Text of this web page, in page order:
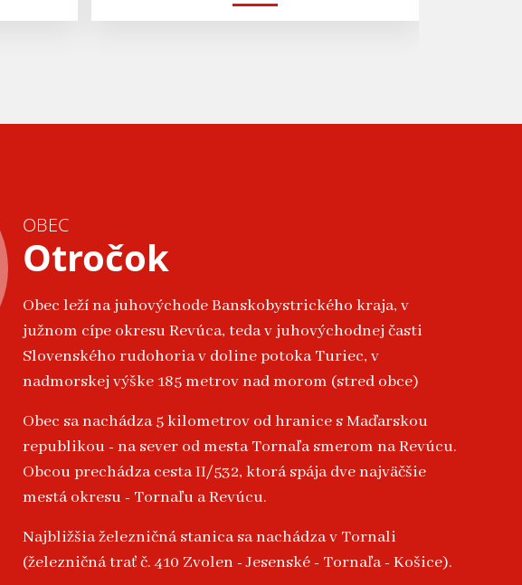
OBEC
Otročok
Obec leží na juhovýchode Banskobystrického kraja, v
južnom cípe okresu Revúca, teda v juhovýchodnej časti
Slovenského rudohoria v doline potoka Turiec, v
nadmorskej výške 185 metrov nad morom (stred obce)
Obec sa nachádza 5 kilometrov od hranice s Maďarskou
republikou - na sever od mesta Tornaľa smerom na Revúcu.
Obcou prechádza cesta II/532, ktorá spája dve najväčšie
mestá okresu - Tornaľu a Revúcu.
Najbližšia železničná stanica sa nachádza v Tornali
(železničná trať č. 410 Zvolen - Jesenské - Tornaľa - Košice).